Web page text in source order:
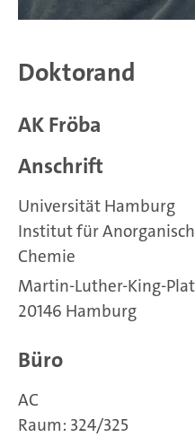
Doktorand
AK Fröba
Anschrift
Universität Hamburg
Institut für
Chemie
Martin-Luther-King-
20146 Hamburg
Büro
AC
Raum: 324/325